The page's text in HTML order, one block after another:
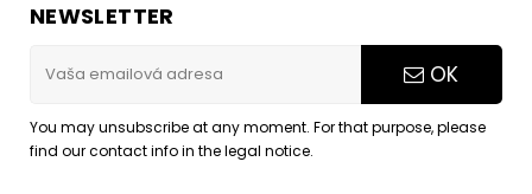
NEWSLETTER
OK
You may unsubscribe at any moment. For that purpose, please
find our contact info in the legal notice.